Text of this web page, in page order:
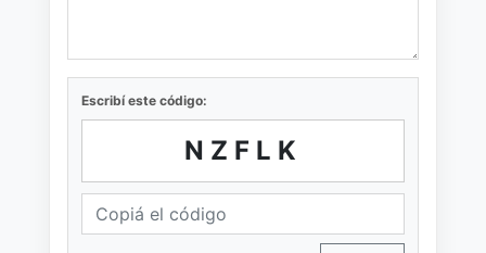
Escribí este código:
NZFLK